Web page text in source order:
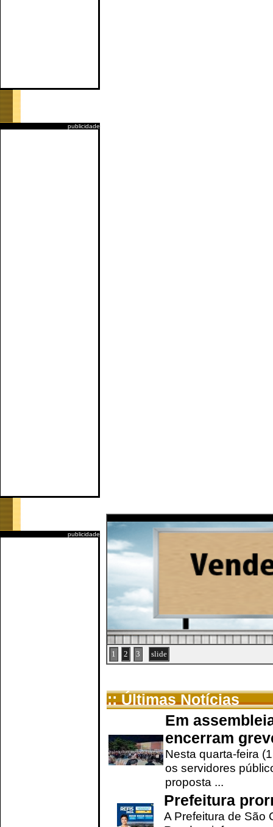
publicidade
publicidade
1 2 3 slide
:: Últimas Notícias
Em
encerram
Nesta quarta-feira
os servidores
proposta ...
Prefeitura
A Prefeitura de São